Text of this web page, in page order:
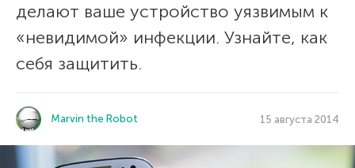
делают ваше устройство уязвимым к
«невидимой» инфекции. Узнайте, как
себя защитить.
Marvin the Robot 15 августа 2014